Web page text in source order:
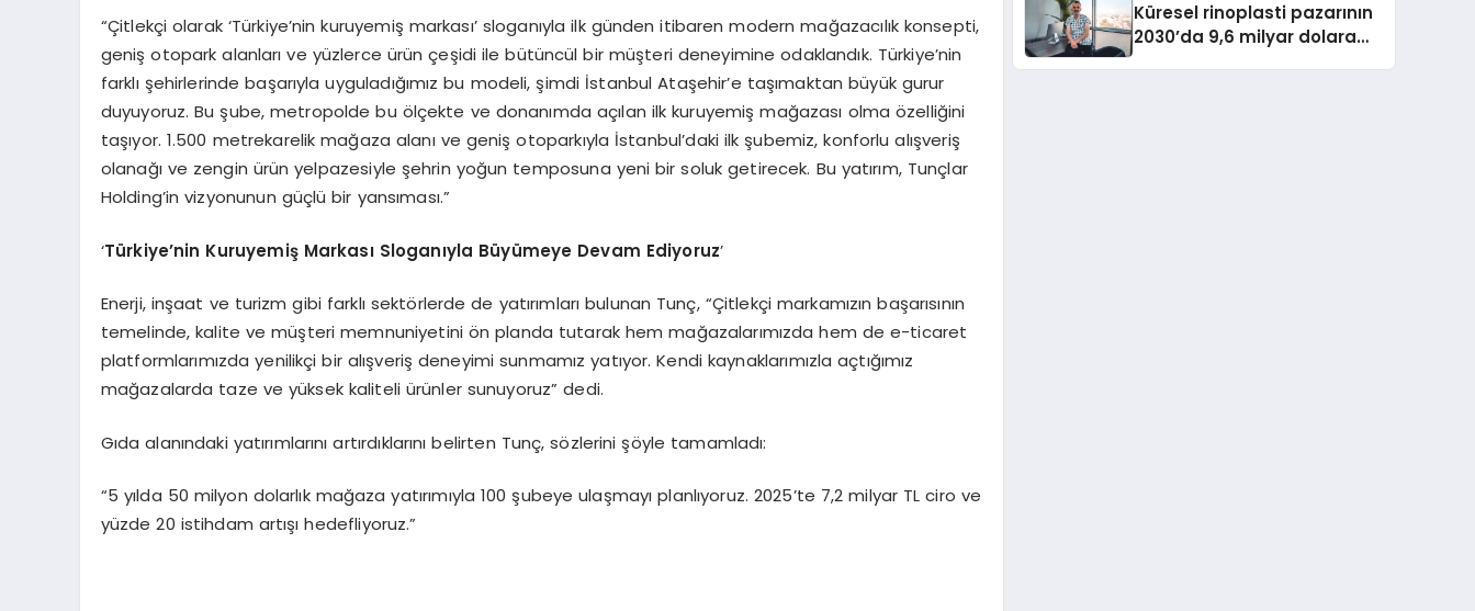
“Çitlekçi olarak ‘Türkiye’nin kuruyemiş markası’ sloganıyla ilk günden itibaren modern mağazacılık konsepti,
geniş otopark alanları ve yüzlerce ürün çeşidi ile bütüncül bir müşteri deneyimine odaklandık. Türkiye’nin
farklı şehirlerinde başarıyla uyguladığımız bu modeli, şimdi İstanbul Ataşehir’e taşımaktan büyük gurur
duyuyoruz. Bu şube, metropolde bu ölçekte ve donanımda açılan ilk kuruyemiş mağazası olma özelliğini
taşıyor. 1.500 metrekarelik mağaza alanı ve geniş otoparkıyla İstanbul’daki ilk şubemiz, konforlu alışveriş
olanağı ve zengin ürün yelpazesiyle şehrin yoğun temposuna yeni bir soluk getirecek. Bu yatırım, Tunçlar
Holding’in vizyonunun güçlü bir yansıması.”
‘Türkiye’nin Kuruyemiş Markası Sloganıyla Büyümeye Devam Ediyoruz’
Enerji, inşaat ve turizm gibi farklı sektörlerde de yatırımları bulunan Tunç, “Çitlekçi markamızın başarısının
temelinde, kalite ve müşteri memnuniyetini ön planda tutarak hem mağazalarımızda hem de e-ticaret
platformlarımızda yenilikçi bir alışveriş deneyimi sunmamız yatıyor. Kendi kaynaklarımızla açtığımız
mağazalarda taze ve yüksek kaliteli ürünler sunuyoruz” dedi.
Gıda alanındaki yatırımlarını artırdıklarını belirten Tunç, sözlerini şöyle tamamladı:
“5 yılda 50 milyon dolarlık mağaza yatırımıyla 100 şubeye ulaşmayı planlıyoruz. 2025’te 7,2 milyar TL ciro ve
yüzde 20 istihdam artışı hedefliyoruz.”
Küresel rinoplasti pazarının
2030’da 9,6 milyar dolara